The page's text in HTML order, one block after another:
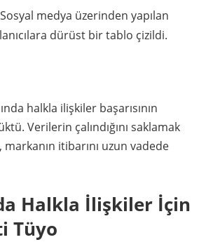
Sosyal medya üzerinden yapılan
dürüst bir tablo çizildi.
halkla ilişkiler başarısının
Verilerin çalındığını saklamak
markanın itibarını uzun vadede
Halkla İlişkiler İçin
Tüyo